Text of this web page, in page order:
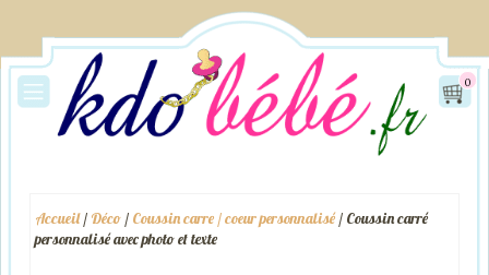
0
Accueil/ Déco / Coussin carre / coeur personnalisé/ Coussin carré
personnalisé avec photo et texte